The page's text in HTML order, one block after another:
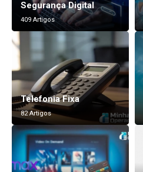
Segurança Digital
409 Artigos
Telefonia Fixa
82 Artigos